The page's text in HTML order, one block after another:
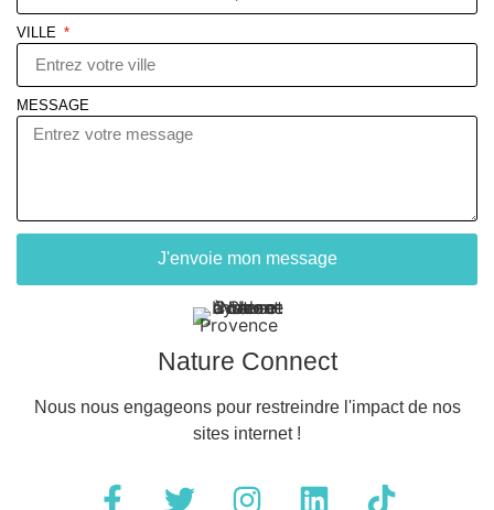
VILLE
MESSAGE
J'envoie mon message
Nature Connect
Nous nous engageons pour restreindre l'impact de nos
sites internet !